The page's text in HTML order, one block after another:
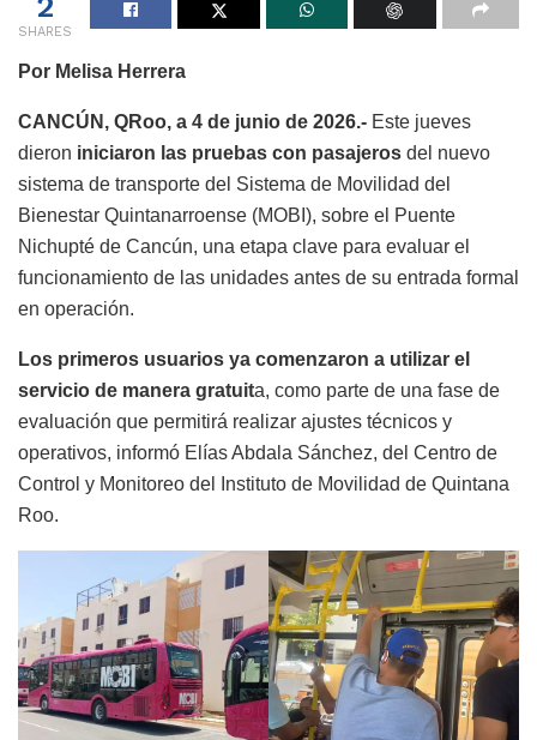
SHARES
Por Melisa Herrera
CANCÚN, QRoo, a 4 de junio de 2026.- Este jueves
dieron iniciaron las pruebas con pasajeros del nuevo
sistema de transporte del Sistema de Movilidad del
Bienestar Quintanarroense (MOBI), sobre el Puente
Nichupté de Cancún, una etapa clave para evaluar el
funcionamiento de las unidades antes de su entrada formal
en operación.
Los primeros usuarios ya comenzaron a utilizar el
servicio de manera gratuita, como parte de una fase de
evaluación que permitirá realizar ajustes técnicos y
operativos, informó Elías Abdala Sánchez, del Centro de
Control y Monitoreo del Instituto de Movilidad de Quintana
Roo.